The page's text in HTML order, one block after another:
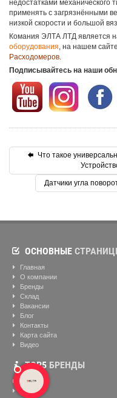
недостатками механического
применять с загрязнёнными
низкой скорости и большой
Комания ЭЛТА ЛТД является
оборудования, на нашем
Расходомеров.
Подписывайтесь на наши
Что такое
Датчики угла
ОСНОВНЫЕ
Главная
О компании
Бренды
Склад
Вакансии
Блог
Контакты
Карта сайта
Видео
ТОР5 БРЕНДЫ
ABB
Baumer